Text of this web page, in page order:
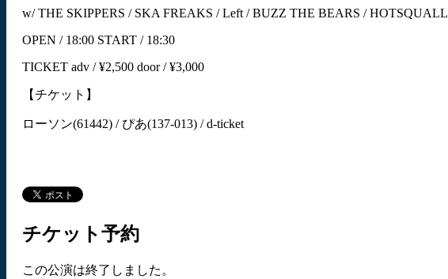
w/ THE SKIPPERS / SKA FREAKS / Left / BUZZ THE BEARS / HOTSQUALL
OPEN / 18:00 START / 18:30
TICKET adv / ¥2,500 door / ¥3,000
【チケット】
ローソン(61442) / ぴあ(137-013) / d-ticket
チケット予約
この公演は終了しました。